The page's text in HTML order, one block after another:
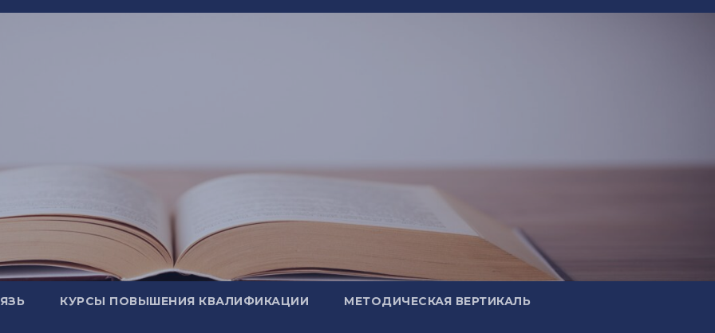
КУРСЫ ПОВЫШЕНИЯ КВАЛИФИКАЦИИ МЕТОДИЧЕСКАЯ ВЕРТИКАЛЬ